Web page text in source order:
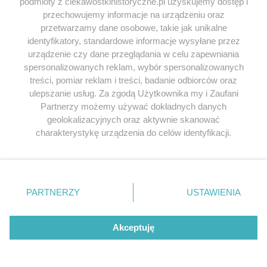
Wymagane pola są oznaczone*
KOMENTARZ
E-MAIL*
przechowujemy informacje na urządzeniu oraz
przetwarzamy dane osobowe, takie jak unikalne
identyfikatory, standardowe informacje wysyłane przez
urządzenie czy dane przeglądania w celu zapewniania
spersonalizowanych reklam, wybór spersonalizowanych
treści, pomiar reklam i treści, badanie odbiorców oraz
ulepszanie usług. Za zgodą Użytkownika my i Zaufani
Partnerzy możemy używać dokładnych danych
geolokalizacyjnych oraz aktywnie skanować
charakterystykę urządzenia do celów identyfikacji.
zmienić/wycofać klikając przycisk ustawień prywatności
znajdujący się w lewym dolnym rogu strony
. Niektóre
użytkownika, ale masz prawo sprzeciwić się takiemu
przetwarzaniu. Preferencje będą miały zastosowania tylko
PARTNERZY USTAWIENIA
Akceptuję